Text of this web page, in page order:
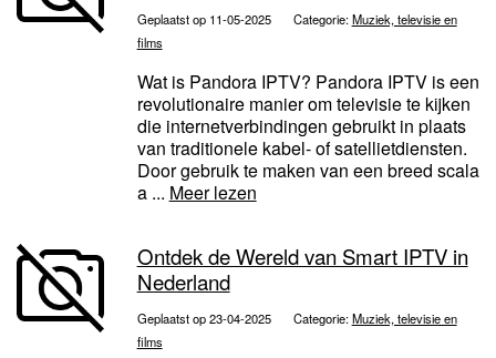
Geplaatst op 11-05-2025 Categorie:Muziek, televisie en
films
Wat is Pandora IPTV? Pandora IPTV is een
revolutionaire manier om televisie te kijken
die internetverbindingen gebruikt in plaats
van traditionele kabel- of satellietdiensten.
Door gebruik te maken van een breed scala
a ... Meer lezen
Ontdek de Wereld van Smart IPTV in
Nederland
Geplaatst op 23-04-2025 Categorie:Muziek, televisie en
films